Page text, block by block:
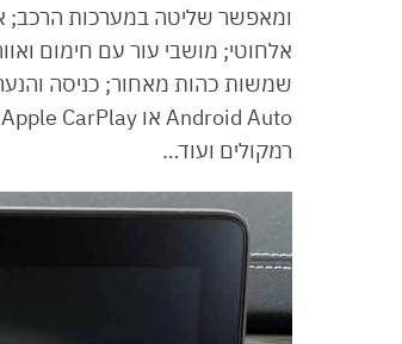
אלחוטי; מושבי עור עם חימום
רמקולים ועוד…